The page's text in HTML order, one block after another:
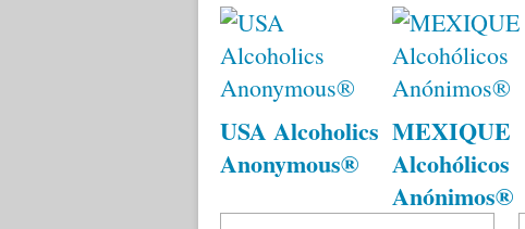
USA Alcoholics
Anonymous®
MEXIQUE
Alcohólicos
Anónimos®